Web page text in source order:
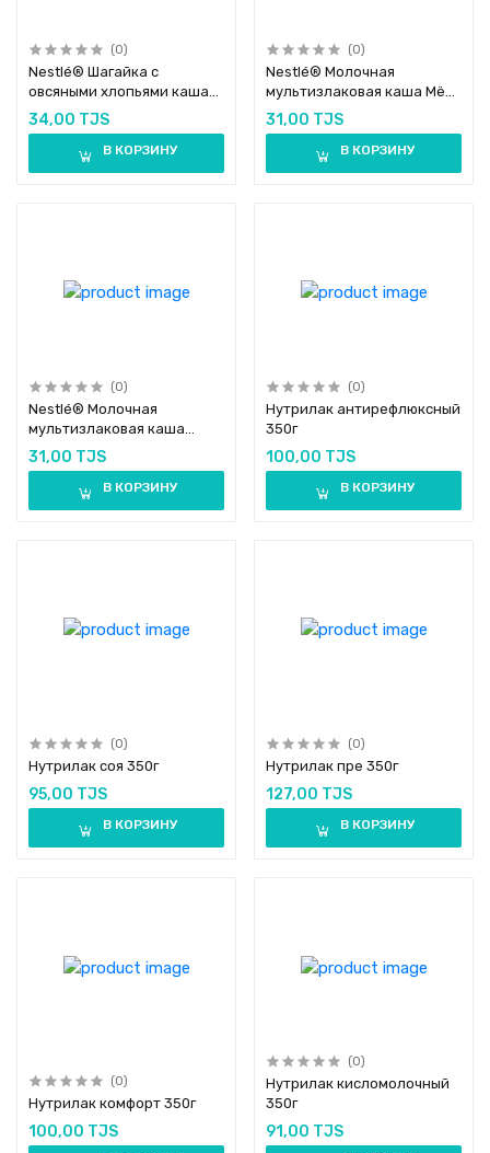
(0)
Nestlé® Шагайка с
овсяными хлопьями каша
молочная мультизлаковая
яблоко, банан, груша 190г
34,00 TJS
В КОРЗИНУ
(0)
Nestlé® Молочная
мультизлаковая каша Мёд
и кусочки абрикоса
31,00 TJS
В КОРЗИНУ
(0)
Nestlé® Молочная
мультизлаковая каша
яблоко, черника и малина
31,00 TJS
В КОРЗИНУ
(0)
Нутрилак антирефлюксный
350г
100,00 TJS
В КОРЗИНУ
(0)
Нутрилак соя 350г
95,00 TJS
В КОРЗИНУ
(0)
Нутрилак пре 350г
127,00 TJS
В КОРЗИНУ
(0)
Нутрилак комфорт 350г
100,00 TJS
(0)
Нутрилак кисломолочный
350г
91,00 TJS